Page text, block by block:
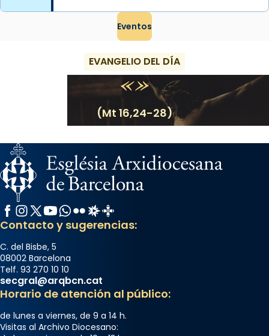
Eventos
EVANGELIO DEL DÍA
(Mt 16,24-28)
Facebook
Instagram
X / Twitter
YouTube
WhatsApp
FlickrRadio Estel
Catalunya Cristiana
Contacto y sugerencias:
C. del Bisbe, 5
08002 Barcelona
Telf. 93 270 10 10
secgral@arqbcn.cat
Horario de atención al público:
de lunes a viernes, de 9 a 14 h.
Visitas al Archivo Diocesano: